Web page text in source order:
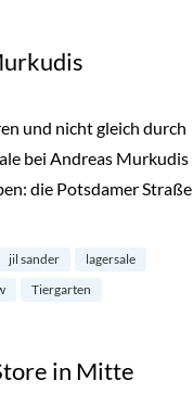
und nicht gleich durch
bei Andreas Murkudis
die Potsdamer Straße
Murkudis“
jil sander
lagersale
Tiergarten
in Mitte